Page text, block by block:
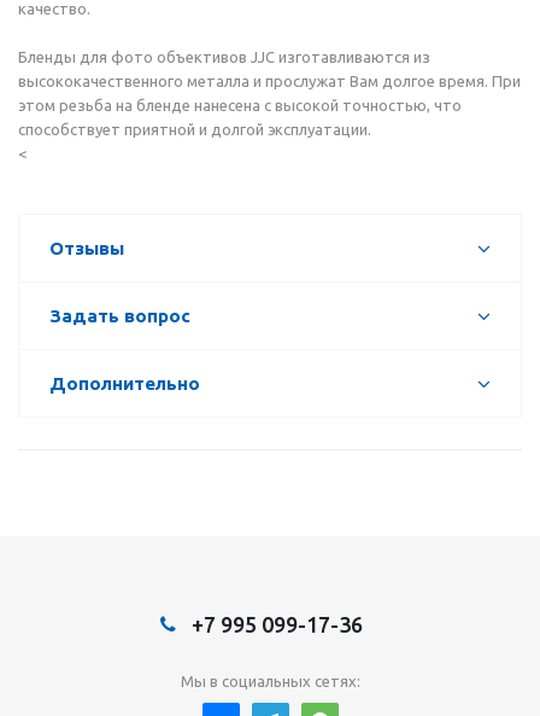
качество.
Бленды для фото объективов JJC изготавливаются из
высококачественного металла и прослужат Вам долгое время. При
этом резьба на бленде нанесена с высокой точностью, что
способствует приятной и долгой эксплуатации.
<
Отзывы
Задать вопрос
Дополнительно
+7 995 099-17-36
Мы в социальных сетях: